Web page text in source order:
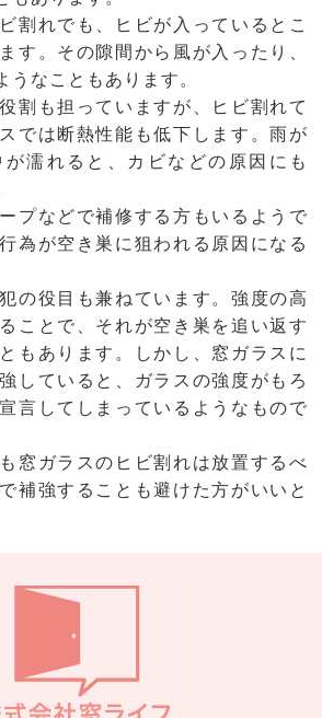
割れでも、ヒビが入っているとこ
す。その隙間から風が入ったり、
うなこともあります。
割も担っていますが、ヒビ割れて
では断熱性能も低下します。雨が
が濡れると、カビなどの原因にも
プなどで補修する方もいるようで
為が空き巣に狙われる原因になる
の役目も兼ねています。強度の高
ことで、それが空き巣を追い返す
もあります。しかし、窓ガラスに
していると、ガラスの強度がもろ
言してしまっているようなもので
窓ガラスのヒビ割れは放置するべ
補強することも避けた方がいいと